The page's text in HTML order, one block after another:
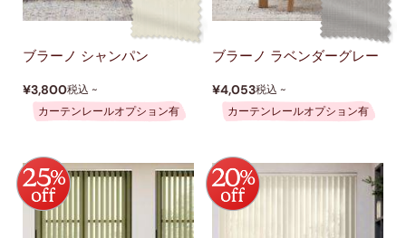
並べ替え
デザイン
機能
ブラーノ シャンパン
¥3,800税込 ~
カーテンレールオプション有
ブラーノ ラベンダーグレー
¥4,053税込 ~
カーテンレールオプション有